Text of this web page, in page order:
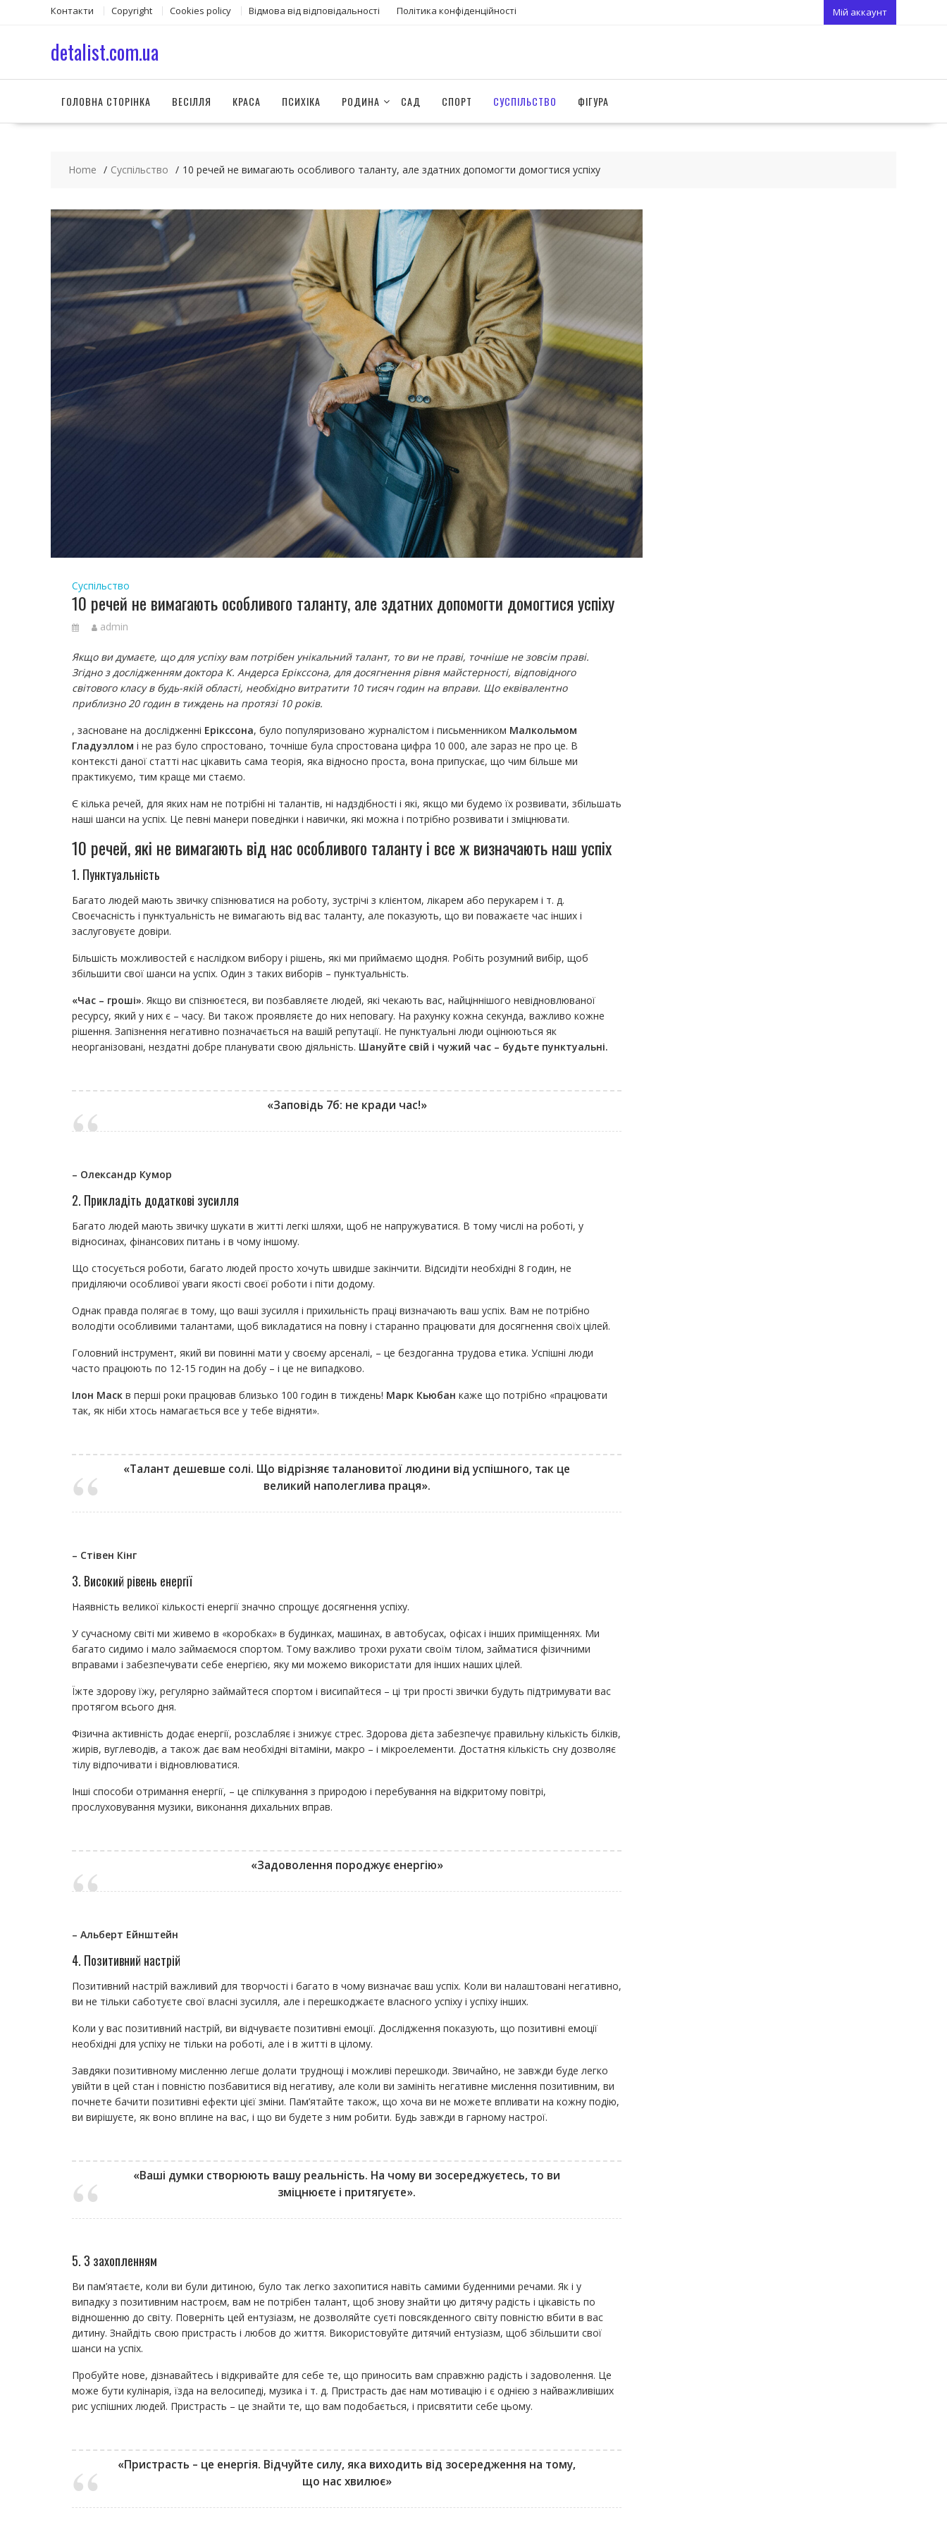
Контакти Copyright Сookies policy Відмова від відповідальності Політика конфіденційності Мій аккаунт
detalist.com.ua
ГОЛОВНА СТОРІНКА ВЕСІЛЛЯ КРАСА ПСИХІКА РОДИНА САД СПОРТ СУСПІЛЬСТВО ФІГУРА
Home Суспільство 10 речей не вимагають особливого таланту, але здатних допомогти домогтися успіху
Суспільство
10 речей не вимагають особливого таланту, але здатних допомогти домогтися успіху
admin
Якщо ви думаєте, що для успіху вам потрібен унікальний талант, то ви не праві, точніше не зовсім праві.
Згідно з дослідженням доктора К. Андерса Ерікссона, для досягнення рівня майстерності, відповідного
світового класу в будь-якій області, необхідно витратити 10 тисяч годин на вправи. Що еквівалентно
приблизно 20 годин в тиждень на протязі 10 років.
, засноване на дослідженні Ерікссона, було популяризовано журналістом і письменником Малкольмом
Гладуэллом і не раз було спростовано, точніше була спростована цифра 10 000, але зараз не про це. В
контексті даної статті нас цікавить сама теорія, яка відносно проста, вона припускає, що чим більше ми
практикуємо, тим краще ми стаємо.
Є кілька речей, для яких нам не потрібні ні талантів, ні надздібності і які, якщо ми будемо їх розвивати, збільшать
наші шанси на успіх. Це певні манери поведінки і навички, які можна і потрібно розвивати і зміцнювати.
10 речей, які не вимагають від нас особливого таланту і все ж визначають наш успіх
1. Пунктуальність
Багато людей мають звичку спізнюватися на роботу, зустрічі з клієнтом, лікарем або перукарем і т. д.
Своєчасність і пунктуальність не вимагають від вас таланту, але показують, що ви поважаєте час інших і
заслуговуєте довіри.
Більшість можливостей є наслідком вибору і рішень, які ми приймаємо щодня. Робіть розумний вибір, щоб
збільшити свої шанси на успіх. Один з таких виборів – пунктуальність.
«Час – гроші». Якщо ви спізнюєтеся, ви позбавляєте людей, які чекають вас, найціннішого невідновлюваної
ресурсу, який у них є – часу. Ви також проявляєте до них неповагу. На рахунку кожна секунда, важливо кожне
рішення. Запізнення негативно позначається на вашій репутації. Не пунктуальні люди оцінюються як
неорганізовані, нездатні добре планувати свою діяльність. Шануйте свій і чужий час – будьте пунктуальні.
«Заповідь 7б: не кради час!»
– Олександр Кумор
2. Прикладіть додаткові зусилля
Багато людей мають звичку шукати в житті легкі шляхи, щоб не напружуватися. В тому числі на роботі, у
відносинах, фінансових питань і в чому іншому.
Що стосується роботи, багато людей просто хочуть швидше закінчити. Відсидіти необхідні 8 годин, не
приділяючи особливої уваги якості своєї роботи і піти додому.
Однак правда полягає в тому, що ваші зусилля і прихильність праці визначають ваш успіх. Вам не потрібно
володіти особливими талантами, щоб викладатися на повну і старанно працювати для досягнення своїх цілей.
Головний інструмент, який ви повинні мати у своєму арсеналі, – це бездоганна трудова етика. Успішні люди
часто працюють по 12-15 годин на добу – і це не випадково.
Ілон Маск в перші роки працював близько 100 годин в тиждень! Марк Кьюбан каже що потрібно «працювати
так, як ніби хтось намагається все у тебе відняти».
«Талант дешевше солі. Що відрізняє талановитої людини від успішного, так це
великий наполеглива праця».
– Стівен Кінг
3. Високий рівень енергії
Наявність великої кількості енергії значно спрощує досягнення успіху.
У сучасному світі ми живемо в «коробках» в будинках, машинах, в автобусах, офісах і інших приміщеннях. Ми
багато сидимо і мало займаємося спортом. Тому важливо трохи рухати своїм тілом, займатися фізичними
вправами і забезпечувати себе енергією, яку ми можемо використати для інших наших цілей.
Їжте здорову їжу, регулярно займайтеся спортом і висипайтеся – ці три прості звички будуть підтримувати вас
протягом всього дня.
Фізична активність додає енергії, розслабляє і знижує стрес. Здорова дієта забезпечує правильну кількість білків,
жирів, вуглеводів, а також дає вам необхідні вітаміни, макро – і мікроелементи. Достатня кількість сну дозволяє
тілу відпочивати і відновлюватися.
Інші способи отримання енергії, – це спілкування з природою і перебування на відкритому повітрі,
прослуховування музики, виконання дихальних вправ.
«Задоволення породжує енергію»
– Альберт Ейнштейн
4. Позитивний настрій
Позитивний настрій важливий для творчості і багато в чому визначає ваш успіх. Коли ви налаштовані негативно,
ви не тільки саботуєте свої власні зусилля, але і перешкоджаєте власного успіху і успіху інших.
Коли у вас позитивний настрій, ви відчуваєте позитивні емоції. Дослідження показують, що позитивні емоції
необхідні для успіху не тільки на роботі, але і в житті в цілому.
Завдяки позитивному мисленню легше долати труднощі і можливі перешкоди. Звичайно, не завжди буде легко
увійти в цей стан і повністю позбавитися від негативу, але коли ви замініть негативне мислення позитивним, ви
почнете бачити позитивні ефекти цієї зміни. Пам’ятайте також, що хоча ви не можете впливати на кожну подію,
ви вирішуєте, як воно вплине на вас, і що ви будете з ним робити. Будь завжди в гарному настрої.
«Ваші думки створюють вашу реальність. На чому ви зосереджуєтесь, то ви
зміцнюєте і притягуєте».
5. З захопленням
Ви пам’ятаєте, коли ви були дитиною, було так легко захопитися навіть самими буденними речами. Як і у
випадку з позитивним настроєм, вам не потрібен талант, щоб знову знайти цю дитячу радість і цікавість по
відношенню до світу. Поверніть цей ентузіазм, не дозволяйте суєті повсякденного світу повністю вбити в вас
дитину. Знайдіть свою пристрасть і любов до життя. Використовуйте дитячий ентузіазм, щоб збільшити свої
шанси на успіх.
Пробуйте нове, дізнавайтесь і відкривайте для себе те, що приносить вам справжню радість і задоволення. Це
може бути кулінарія, їзда на велосипеді, музика і т. д. Пристрасть дає нам мотивацію і є однією з найважливіших
рис успішних людей. Пристрасть – це знайти те, що вам подобається, і присвятити себе цьому.
«Пристрасть – це енергія. Відчуйте силу, яка виходить від зосередження на тому,
що нас хвилює»